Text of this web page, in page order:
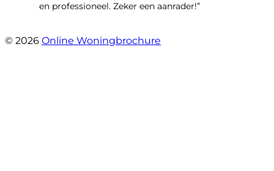
en professioneel. Zeker een aanrader!”
© 2026 Online Woningbrochure